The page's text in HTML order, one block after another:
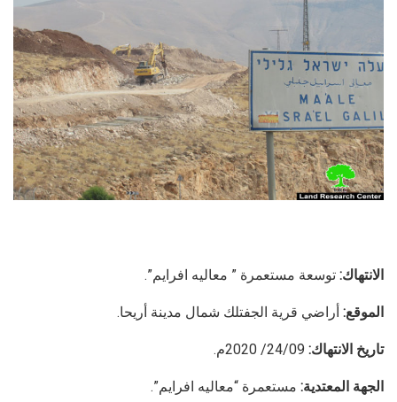
الانتهاك: توسعة مستعمرة ” معاليه افرايم”.
الموقع: أراضي قرية الجفتلك شمال مدينة أريحا.
تاريخ الانتهاك:
الجهة المعتدية: مستعمرة “معاليه افرايم”.